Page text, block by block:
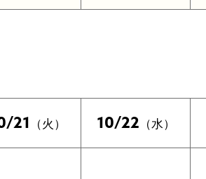
21 （火） 10/22 （水）